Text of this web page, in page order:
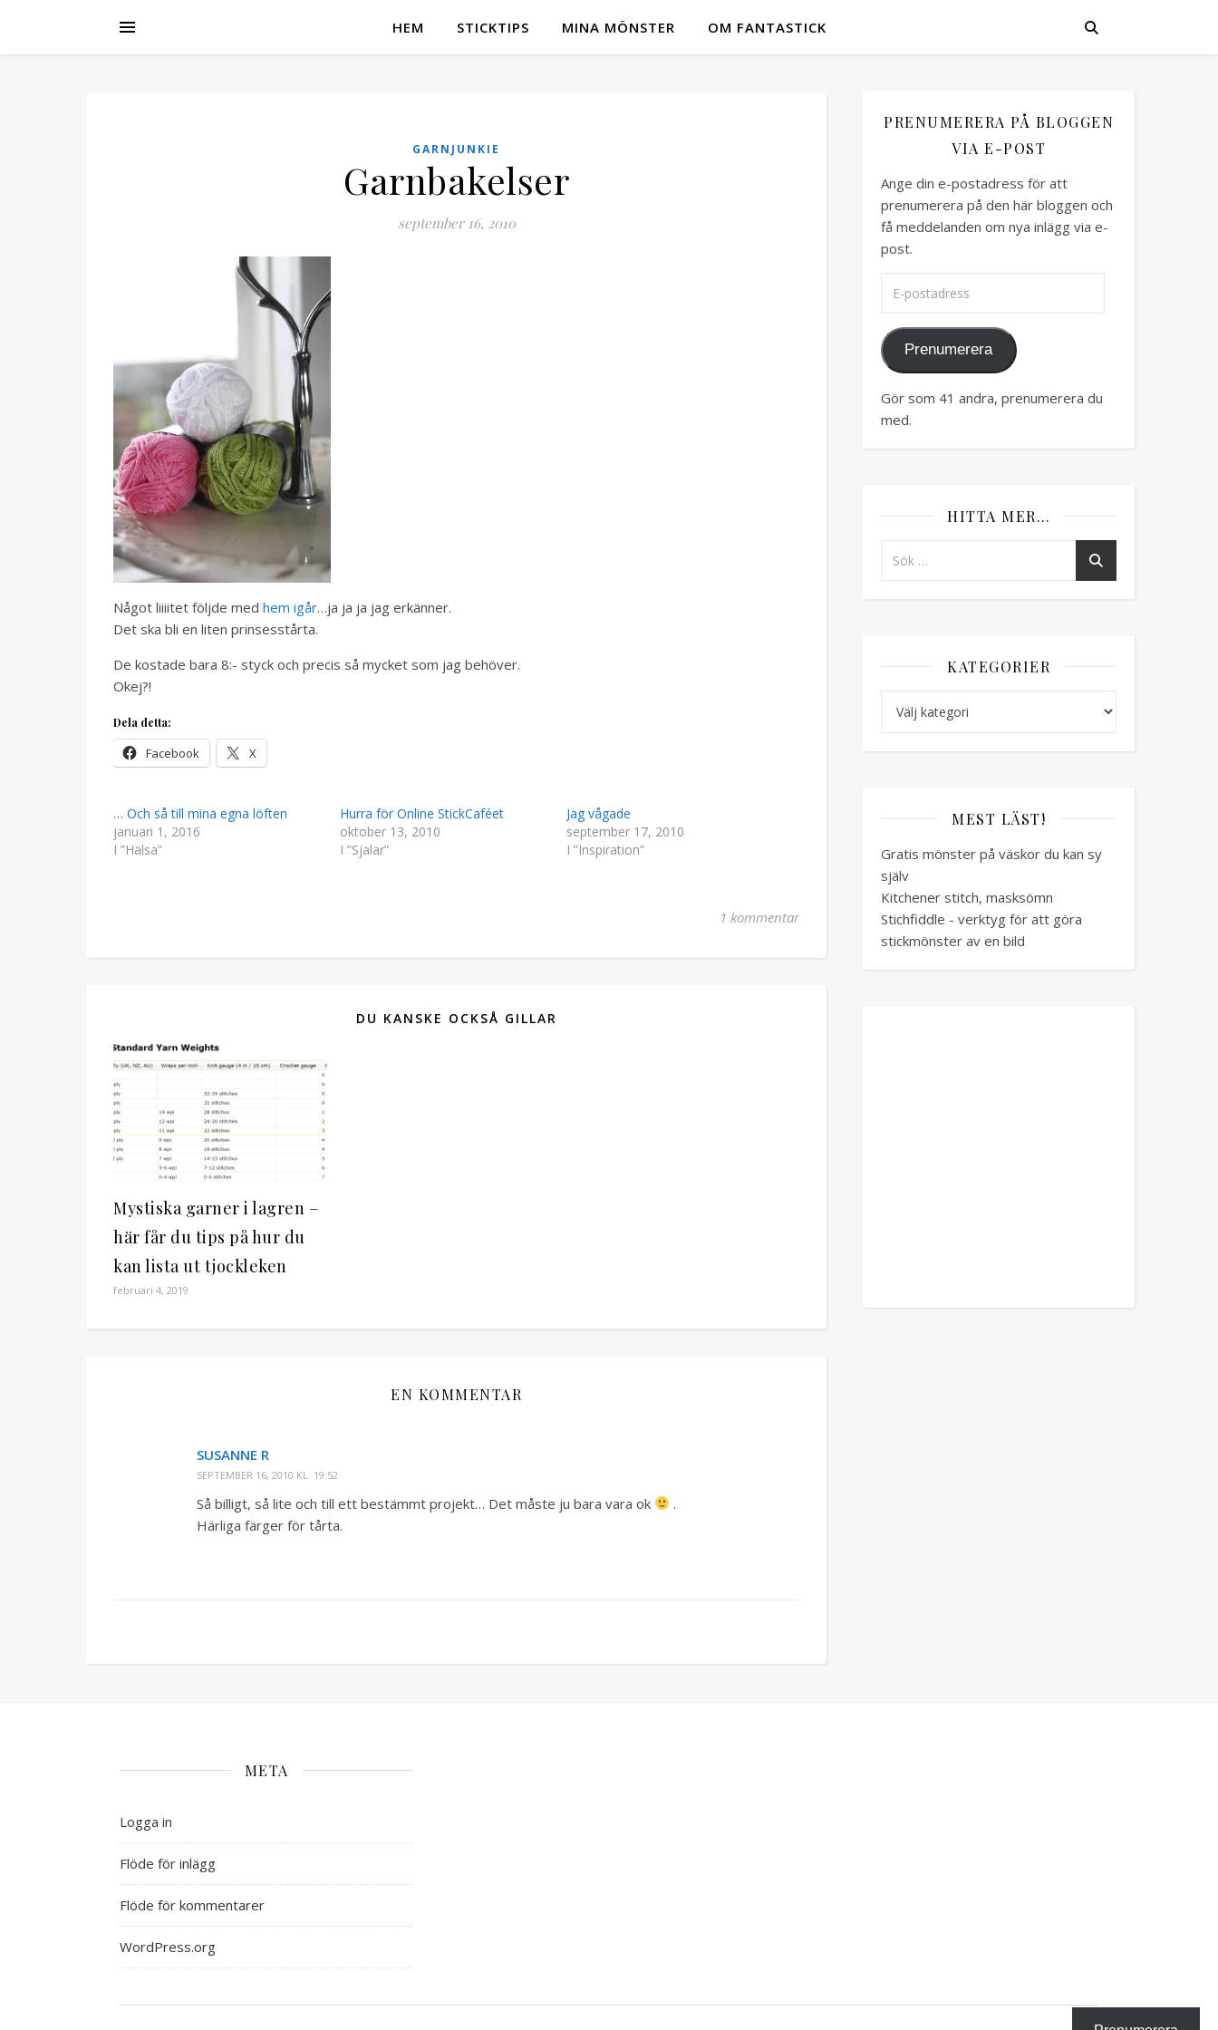
HEM STICKTIPS MINA MÖNSTER OM FANTASTICK
GARNJUNKIE
Garnbakelser
september 16, 2010
Något liiiitet följde med hem igår…ja ja ja jag erkänner.
Det ska bli en liten prinsesstårta.
De kostade bara 8:- styck och precis så mycket som jag behöver.
Okej?!
Dela detta:
Facebook X
… Och så till mina egna löften
januari 1, 2016
I ”Hälsa”
Hurra för Online StickCaféet
oktober 13, 2010
I ”Sjalar”
Jag vågade
september 17, 2010
I ”Inspiration”
1 kommentar
DU KANSKE OCKSÅ GILLAR
Mystiska garner i lagren –
här får du tips på hur du
kan lista ut tjockleken
februari 4, 2019
EN KOMMENTAR
SUSANNE R
SEPTEMBER 16, 2010 KL. 19:52
Så billigt, så lite och till ett bestämmt projekt… Det måste ju bara vara ok
.
Härliga färger för tårta.
PRENUMERERA PÅ BLOGGEN
VIA E-POST
Ange din e-postadress för att
prenumerera på den här bloggen och
få meddelanden om nya inlägg via e-
post.
Prenumerera
Gör som 41 andra, prenumerera du
med.
HITTA MER…
KATEGORIER
MEST LÄST!
Gratis mönster på väskor du kan sy
själv
Kitchener stitch, masksömn
Stichfiddle - verktyg för att göra
stickmönster av en bild
META
Logga in
Flöde för inlägg
Flöde för kommentarer
WordPress.org